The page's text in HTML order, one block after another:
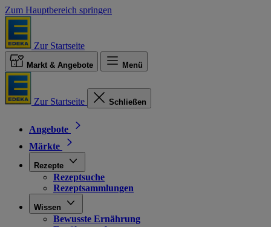
Zum Hauptbereich springen
Zur Startseite
Markt & Angebote Menü
Zur Startseite Schließen
Angebote
Märkte
Rezepte
Rezeptsuche
Rezeptsammlungen
Wissen
Bewusste Ernährung